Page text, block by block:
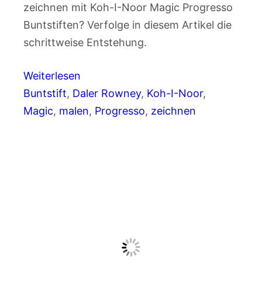
zeichnen mit Koh-I-Noor Magic Progresso
Buntstiften? Verfolge in diesem Artikel die
schrittweise Entstehung.
Weiterlesen
Buntstift, Daler Rowney, Koh-I-Noor
Magic, malen, Progresso, zeichnen